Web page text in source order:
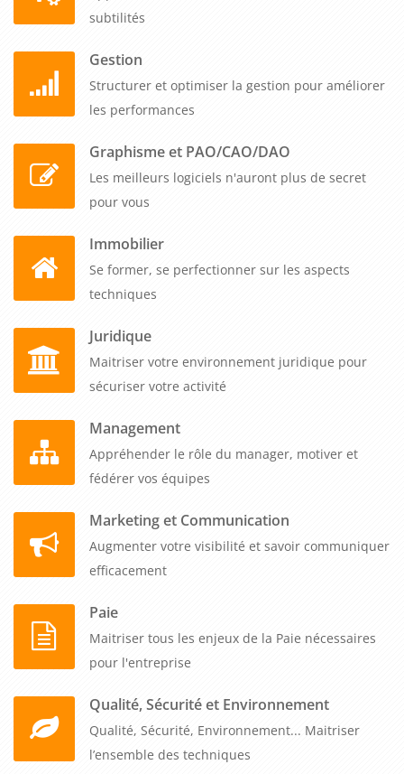
subtilités
Gestion
Structurer et optimiser la gestion pour améliorer
les performances
Graphisme et PAO/CAO/DAO
Les meilleurs logiciels n'auront plus de secret
pour vous
Immobilier
Se former, se perfectionner sur les aspects
techniques
Juridique
Maitriser votre environnement juridique pour
sécuriser votre activité
Management
Appréhender le rôle du manager, motiver et
fédérer vos équipes
Marketing et Communication
Augmenter votre visibilité et savoir communiquer
efficacement
Paie
Maitriser tous les enjeux de la Paie nécessaires
pour l'entreprise
Qualité, Sécurité et Environnement
Qualité, Sécurité, Environnement... Maitriser
l’ensemble des techniques